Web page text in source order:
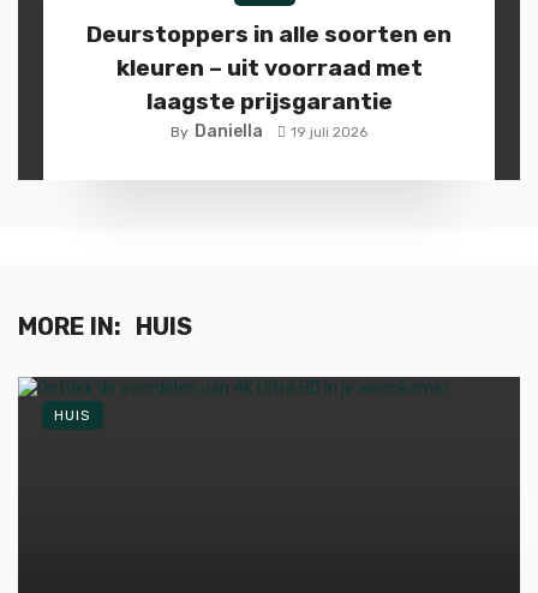
Deurstoppers in alle soorten en
kleuren – uit voorraad met
laagste prijsgarantie
By Daniella 19 juli 2026
MORE IN: HUIS
HUIS